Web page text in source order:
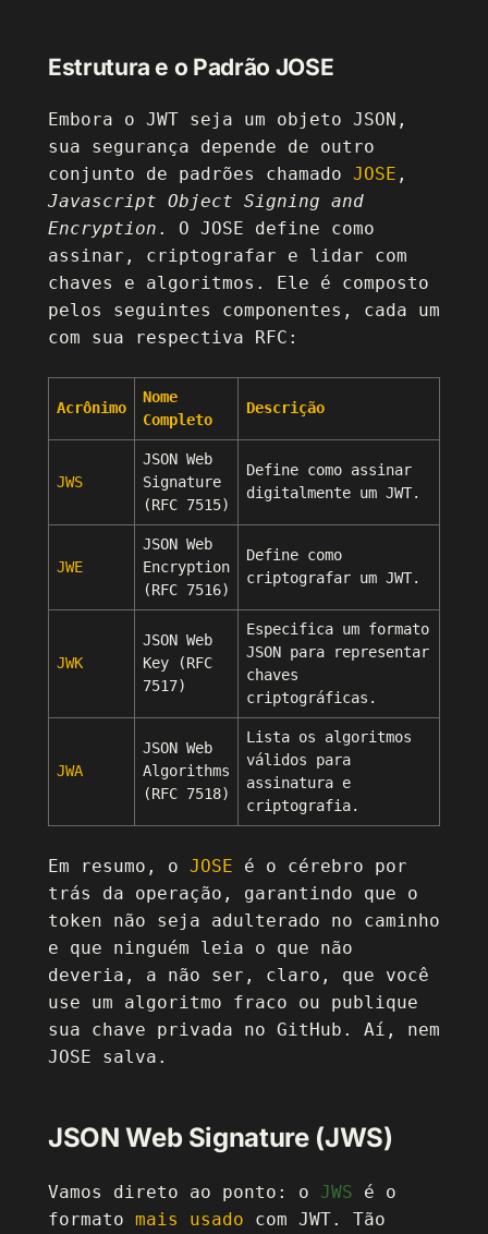
Estrutura e o Padrão JOSE
Embora o JWT seja um objeto JSON,
sua segurança depende de outro
conjunto de padrões chamado JOSE ,
Javascript Object Signing and
Encryption . O JOSE define como
assinar, criptografar e lidar com
chaves e algoritmos. Ele é composto
pelos seguintes componentes, cada um
com sua respectiva RFC:
Acrônimo
Nome
Completo
Descrição
JWS
JSON Web
Signature
(RFC 7515)
Define como assinar
digitalmente um JWT.
JWE
JSON Web
Encryption
(RFC 7516)
Define como
criptografar um JWT.
JWK
JSON Web
Key (RFC
7517)
Especifica um formato
JSON para representar
chaves
criptográficas.
JWA
JSON Web
Algorithms
(RFC 7518)
Lista os algoritmos
válidos para
assinatura e
criptografia.
Em resumo, o JOSE é o cérebro por
trás da operação, garantindo que o
token não seja adulterado no caminho
e que ninguém leia o que não
deveria, a não ser, claro, que você
use um algoritmo fraco ou publique
sua chave privada no GitHub. Aí, nem
JOSE salva.
JSON Web Signature (JWS)
Vamos direto ao ponto: o JWS é o
formato mais usado com JWT. Tão